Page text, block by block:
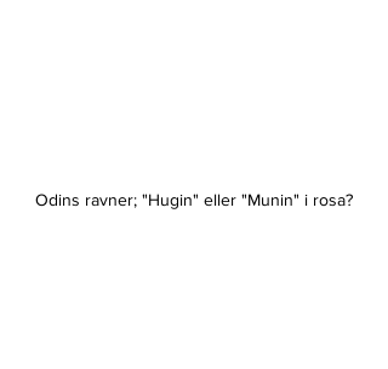
Odins ravner; "Hugin" eller "Munin" i rosa?